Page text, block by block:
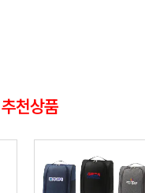
추천상품